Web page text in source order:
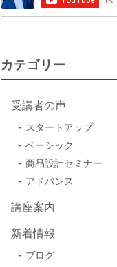
カテゴリー
受講者の声
スタートアップ
ベーシック
商品設計セミナー
アドバンス
講座案内
新着情報
ブログ